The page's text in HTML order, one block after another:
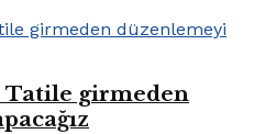
Tatile girmeden